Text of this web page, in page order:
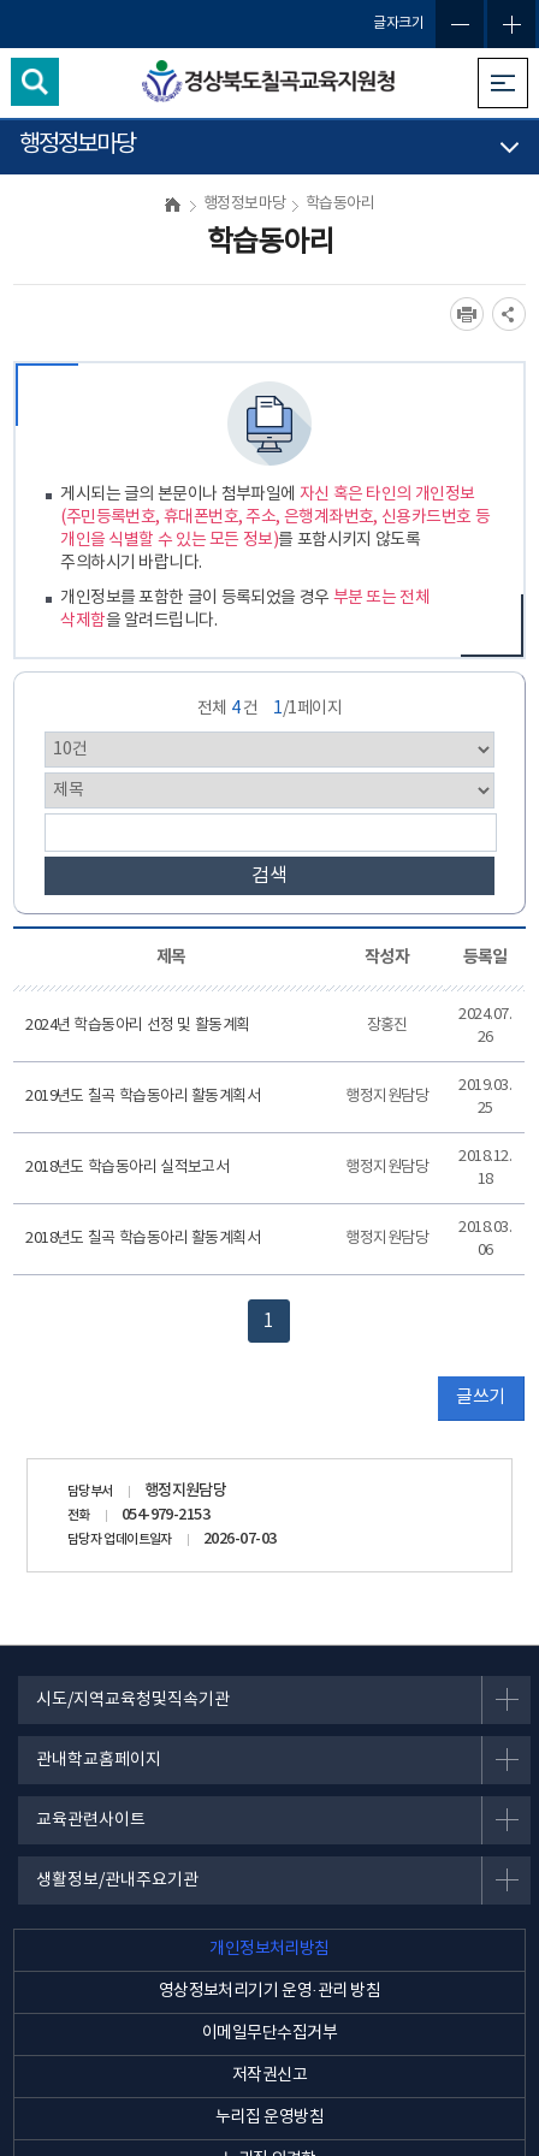
글자크기
행정정보마당
행정정보마당 학습동아리
학습동아리
게시되는 글의 본문이나 첨부파일에 자신 혹은 타인의 개인정보
(주민등록번호, 휴대폰번호, 주소, 은행계좌번호, 신용카드번호 등
개인을 식별할 수 있는 모든 정보)를 포함시키지 않도록
주의하시기 바랍니다.
개인정보를 포함한 글이 등록되었을 경우 부분 또는 전체
삭제함을 알려드립니다.
전체 4건 1/1페이지
검색
제목 작성자 등록일
2024년 학습동아리 선정 및 활동계획 장홍진
2024.07.
26
2019년도 칠곡 학습동아리 활동계획서 행정지원담당
2019.03.
25
2018년도 학습동아리 실적보고서 행정지원담당
2018.12.
18
2018년도 칠곡 학습동아리 활동계획서 행정지원담당
2018.03.
06
1
글쓰기
담당부서 행정지원담당
전화 054-979-2153
담당자 업데이트일자 2026-07-03
시도/지역교육청및직속기관
관내학교홈페이지
교육관련사이트
생활정보/관내주요기관
개인정보처리방침
영상정보처리기기 운영·관리 방침
이메일무단수집거부
저작권신고
누리집 운영방침